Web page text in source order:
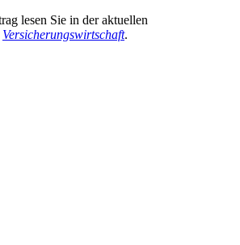
lesen Sie in der aktuellen
Versicherungswirtschaft.